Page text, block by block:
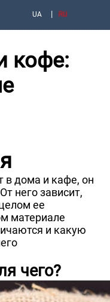
UA RU
кофе:
в дома и кафе, он
него зависит,
ее
материале
и какую
чего?